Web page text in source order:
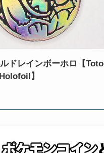
ドレインボーホロ【
】